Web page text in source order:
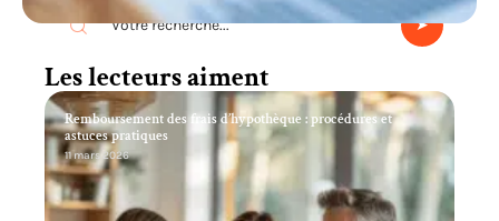
Les lecteurs aiment
Remboursement des frais d’hypothèque : procédures et
astuces pratiques
11 mars 2026